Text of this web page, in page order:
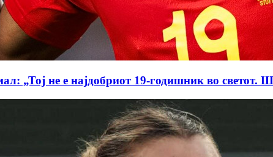
„Тој не е најдобриот 19-годишник во светот.